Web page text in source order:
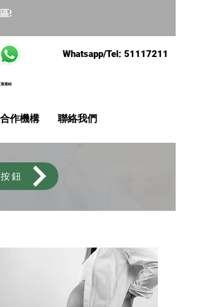
!
Whatsapp/Tel: 51117211
連結
作機構 聯絡我們
鈕